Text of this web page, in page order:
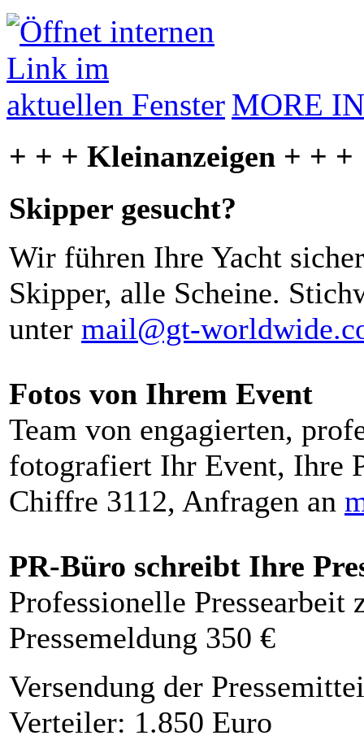
MORE
+ + + Kleinanzeigen + + +
Skipper gesucht?
Wir führen Ihre Yacht
Skipper, alle Scheine.
unter mail@gt-
Fotos von Ihrem Event
Team von engagierten,
fotografiert Ihr Event, Ihre
Chiffre 3112, Anfragen an
PR-Büro schreibt Ihre
Professionelle Pressearbeit
Pressemeldung 350 €
Versendung der
Verteiler: 1.850 Euro